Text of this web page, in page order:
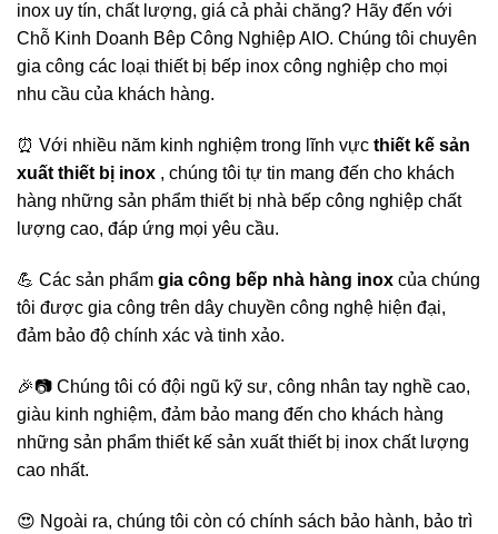
inox uy tín, chất lượng, giá cả phải chăng? Hãy đến với
Chỗ Kinh Doanh Bêp Công Nghiệp AIO. Chúng tôi chuyên
gia công các loại thiết bị bếp inox công nghiệp cho mọi
nhu cầu của khách hàng.
⏰ Với nhiều năm kinh nghiệm trong lĩnh vực thiết kế sản
xuất thiết bị inox , chúng tôi tự tin mang đến cho khách
hàng những sản phẩm thiết bị nhà bếp công nghiệp chất
lượng cao, đáp ứng mọi yêu cầu.
💪 Các sản phẩm gia công bếp nhà hàng inox của chúng
tôi được gia công trên dây chuyền công nghệ hiện đại,
đảm bảo độ chính xác và tinh xảo.
🎉📷 Chúng tôi có đội ngũ kỹ sư, công nhân tay nghề cao,
giàu kinh nghiệm, đảm bảo mang đến cho khách hàng
những sản phẩm thiết kế sản xuất thiết bị inox chất lượng
cao nhất.
😍 Ngoài ra, chúng tôi còn có chính sách bảo hành, bảo trì